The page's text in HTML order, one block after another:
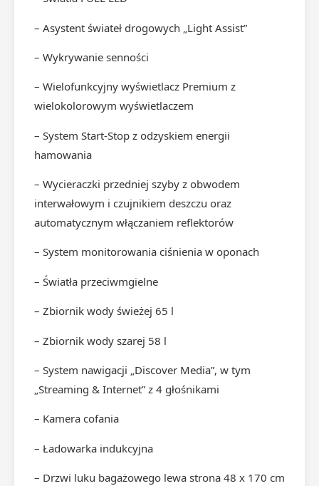
– Asystent świateł drogowych „Light Assist”
– Wykrywanie senności
– Wielofunkcyjny wyświetlacz Premium z
wielokolorowym wyświetlaczem
– System Start-Stop z odzyskiem energii
hamowania
– Wycieraczki przedniej szyby z obwodem
interwałowym i czujnikiem deszczu oraz
automatycznym włączaniem reflektorów
– System monitorowania ciśnienia w oponach
– Światła przeciwmgielne
– Zbiornik wody świeżej 65 l
– Zbiornik wody szarej 58 l
– System nawigacji „Discover Media”, w tym
„Streaming & Internet” z 4 głośnikami
– Kamera cofania
– Ładowarka indukcyjna
– Drzwi luku bagażowego lewa strona 48 x 170 cm